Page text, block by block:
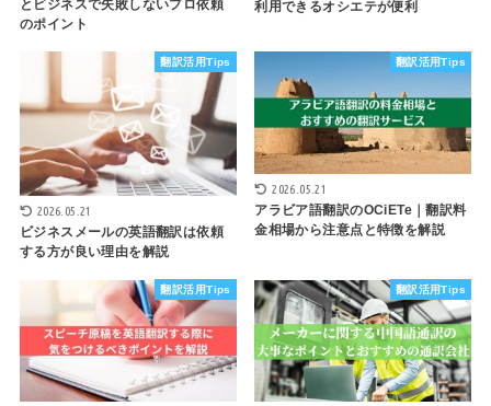
とビジネスで失敗しないプロ依頼
のポイント
利用できるオシエテが便利
翻訳活用Tips
2026.05.21
ビジネスメールの英語翻訳は依頼
する方が良い理由を解説
翻訳活用Tips
2026.05.21
アラビア語翻訳のOCiETe｜翻訳料
金相場から注意点と特徴を解説
翻訳活用Tips 翻訳活用Tips